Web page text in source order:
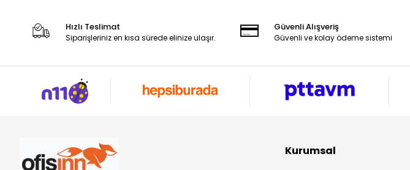
Hızlı Teslimat
Siparişleriniz en kısa sürede elinize ulaşır.
Güvenli Alışveriş
Güvenli ve kolay ödeme sistemi
Kurumsal